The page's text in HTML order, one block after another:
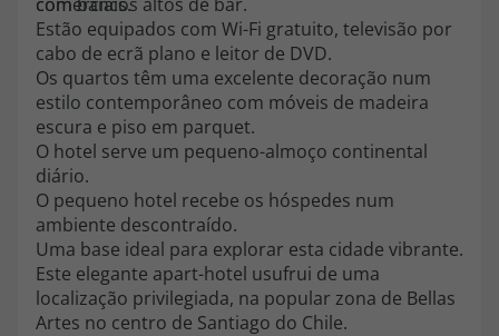
topatlantico@topatlantico.com
Estão equipados com Wi-Fi gratuito, televisão por
cabo de ecrã plano e leitor de DVD.
Os quartos têm uma excelente decoração num
estilo contemporâneo com móveis de madeira
escura e piso em parquet.
O hotel serve um pequeno-almoço continental
diário.
O pequeno hotel recebe os hóspedes num
ambiente descontraído.
Uma base ideal para explorar esta cidade vibrante.
Este elegante apart-hotel usufrui de uma
localização privilegiada, na popular zona de Bellas
Artes no centro de Santiago do Chile.